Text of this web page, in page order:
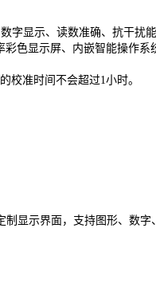
显示、读数准确、抗干扰
色显示屏、内嵌智能操作
准时间不会超过1小时。
显示界面，支持图形、数